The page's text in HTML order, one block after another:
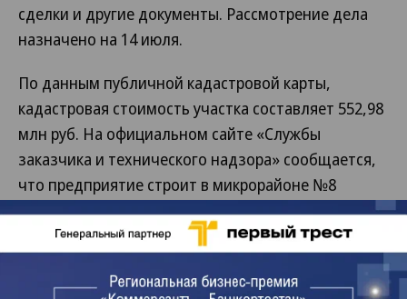
сделки и другие документы. Рассмотрение дела
назначено на 14 июля.
По данным публичной кадастровой карты,
кадастровая стоимость участка составляет 552,98
млн руб. На официальном сайте «Службы
заказчика и технического надзора» сообщается,
что предприятие строит в микрорайоне №8
трехподъездный жилой комплекс «Теплый дом в
Деме» на 190 квартир со сроком сдачи во втором
квартале 2017 года, а также детский сад на 244
места без указания срока сдачи объекта. В ЖК, как